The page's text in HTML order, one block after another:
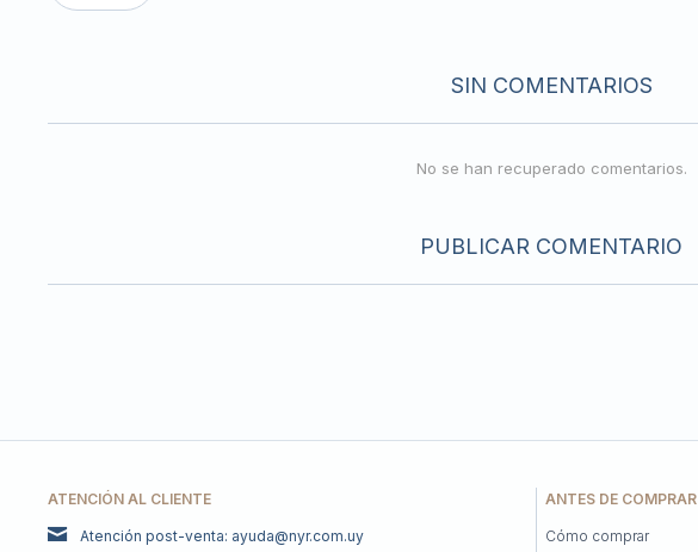
SIN COMENTARIOS
No se han recuperado comentarios.
PUBLICAR COMENTARIO
ATENCIÓN AL CLIENTE
Atención post-venta: ayuda@nyr.com.uy
ANTES DE COMPRAR
Cómo comprar